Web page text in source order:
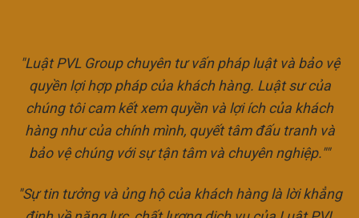
"Luật PVL Group chuyên tư vấn pháp luật và bảo vệ
quyền lợi hợp pháp của khách hàng. Luật sư của
chúng tôi cam kết xem quyền và lợi ích của khách
hàng như của chính mình, quyết tâm đấu tranh và
bảo vệ chúng với sự tận tâm và chuyên nghiệp.""
"Sự tin tưởng và ủng hộ của khách hàng là lời khẳng